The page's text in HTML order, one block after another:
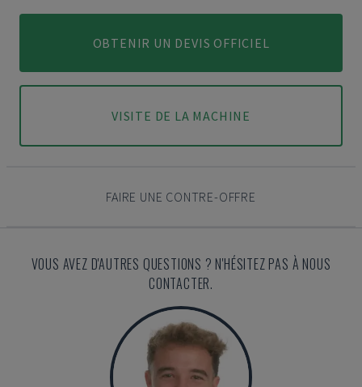
OBTENIR UN DEVIS OFFICIEL
VISITE DE LA MACHINE
FAIRE UNE CONTRE-OFFRE
VOUS AVEZ D'AUTRES QUESTIONS ? N'HÉSITEZ PAS À NOUS
CONTACTER.